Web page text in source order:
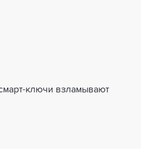
ключи взламывают